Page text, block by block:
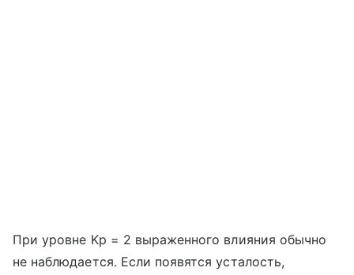
При уровне Kp = 2 выраженного влияния обычно
не наблюдается. Если появятся усталость,